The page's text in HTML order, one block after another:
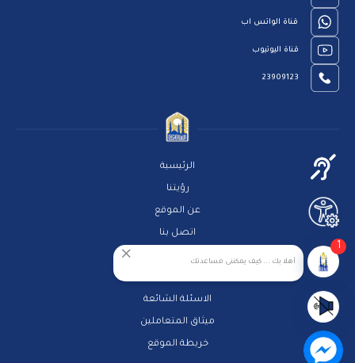
قناة الواتس اب
قناة اليوتيوب
23909123
الرئيسية
رؤيتنا
عن الموقع
اتصل بنا
سياسة الخصوصية
الاسئلة الشائعة
ميثاق المتعاملين
خريطة الموقع
أهلا بك ... كيف يمكننى مساعدتك
1